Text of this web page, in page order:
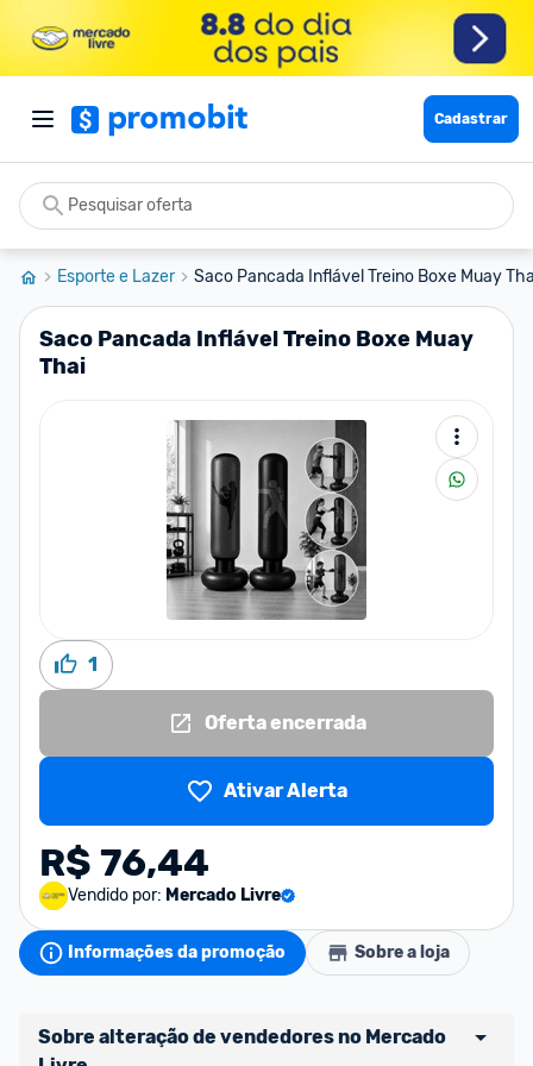
Cadastrar
Esporte e Lazer Saco Pancada Inflável Treino Boxe Muay
Saco Pancada Inflável Treino Boxe Muay
Thai
1
Oferta encerrada
Ativar Alerta
R$ 76,44
Vendido por: Mercado Livre
Informações da promoção Sobre a loja
Sobre alteração de vendedores no Mercado